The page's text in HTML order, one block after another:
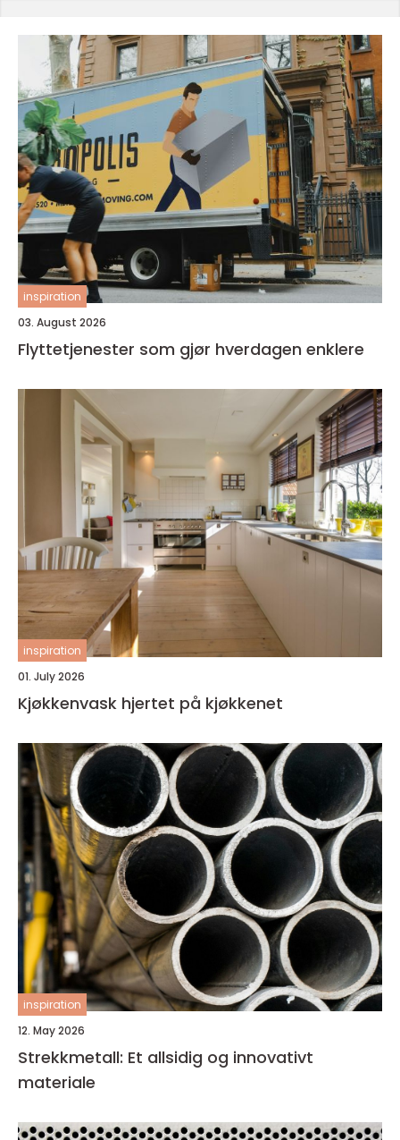
inspiration
03. August 2026
Flyttetjenester som gjør hverdagen enklere
inspiration
01. July 2026
Kjøkkenvask hjertet på kjøkkenet
inspiration
12. May 2026
Strekkmetall: Et allsidig og innovativt
materiale